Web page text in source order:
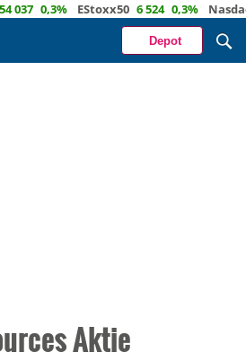
0,3% EStoxx50 6 524 0,3% Nasdaq
Depot
Aktie